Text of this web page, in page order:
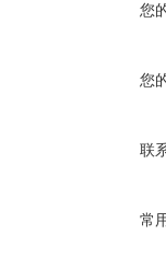
您
您
联
常